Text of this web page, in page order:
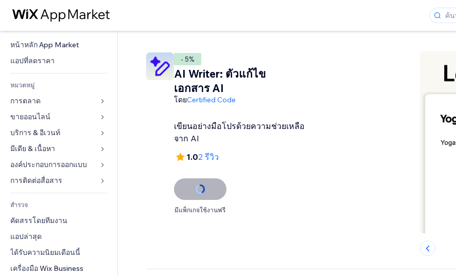
หน้าหลัก App Market
แอปที่ลดราคา
หมวดหมู่
การตลาด
โฆษณา
โทรศัพท์มือถือ
บทวิเคราะห์
โซเชียล
ทำอันดับเว็บไซต์
อีเมล
ขายออนไลน์
แอปสำหรับร้านค้า
การจัดส่ง & ส่งมอบสินค้า
ปุ่มการจำหน่าย
คอร์สออนไลน์
บัญชี
คูปอง & ความภักดีในแบรนด์
โซลูชันคลังสินค้า
การดรอปชิป
บริการ & อีเวนท์
โรงแรม
อีเวนท์
ร้านอาหาร
อสังหาริมทรัพย์
การจอง
มีเดีย & เนื้อหา
แกลเลอรี
เพลง
พอดแคสต์
การถ่ายภาพ
วิดีโอ
PDF
การแชร์ไฟล์
ข่าว
องค์ประกอบการออกแบบ
แผนที่  & การนำทาง
ส่วนบุคคล & ความปลอดภัย
นาฬิกา
เทมเพลตเพจ
เอฟเฟกต์รูปภาพ
ปุ่ม & เมนู
แบนเนอร์ & สัญลักษณ์
แบบฟอร์ม
แบบสำรวจ
แชต
หมายเหตุ
โทรศัพท์
สำรวจ
คัดสรรโดยทีมงาน
แอปล่าสุด
ได้รับความนิยมเดือนนี้
เครื่องมือ Wix Business
- 5%
AI Writer: ตัวแก้ไข
เอกสาร AI
โดยCertified Code
เขียนอย่างมือโปรด้วยความช่วยเหลือ
จาก AI
1.02 รีวิว
มีแพ็กเกจใช้งานฟรี